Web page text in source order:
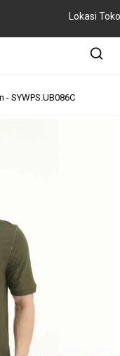
Lokasi Toko
SYWPS.UB086C